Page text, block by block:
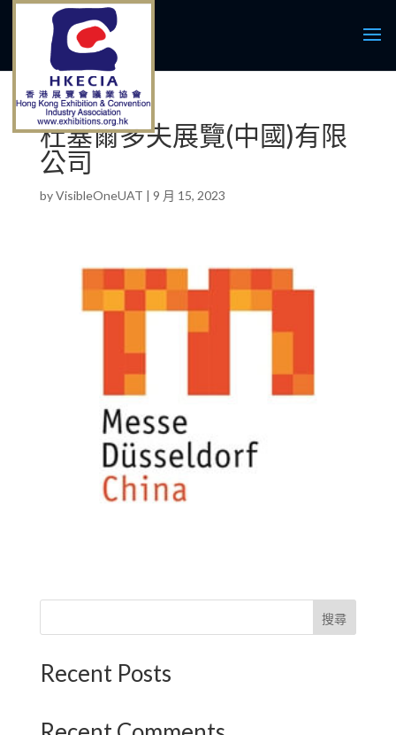
杜塞爾多夫展覽(中國)有限
公司
byVisibleOneUAT | 9 月 15, 2023
搜尋
Recent Posts